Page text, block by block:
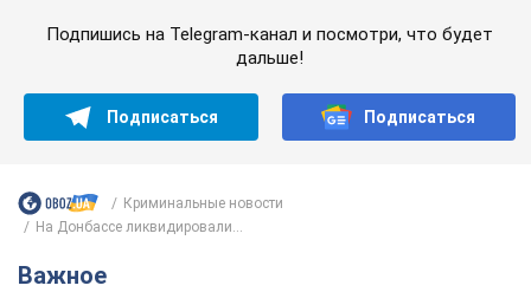
Подпишись на Telegram-канал и посмотри, что будет
дальше!
Подписаться Подписаться
Криминальные новости
На Донбассе ликвидировали...
Важное